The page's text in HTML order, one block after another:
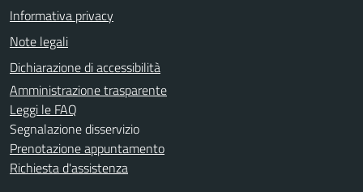
Informativa privacy
Note legali
Dichiarazione di accessibilità
Amministrazione trasparente
Leggi le FAQ
Segnalazione disservizio
Prenotazione appuntamento
Richiesta d'assistenza